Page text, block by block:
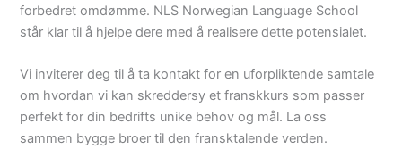
forbedret omdømme. NLS Norwegian Language School
står klar til å hjelpe dere med å realisere dette potensialet.
Vi inviterer deg til å ta kontakt for en uforpliktende samtale
om hvordan vi kan skreddersy et franskkurs som passer
perfekt for din bedrifts unike behov og mål. La oss
sammen bygge broer til den fransktalende verden.